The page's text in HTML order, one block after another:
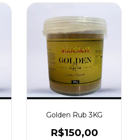
Golden Rub 3KG
R$150,00